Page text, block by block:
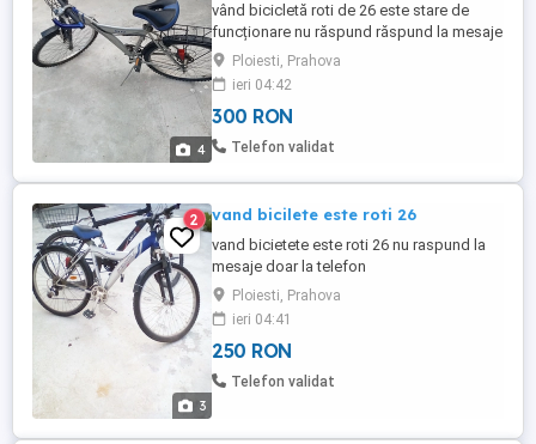
4
vând bicicletă roti de 26 este stare de
funcționare nu răspund răspund la mesaje
doar la telefon
Ploiesti, Prahova
ieri 04:42
300 RON
Telefon validat
3
2 vand bicilete este roti 26
vand bicietete este roti 26 nu raspund la
mesaje doar la telefon
Ploiesti, Prahova
ieri 04:41
250 RON
Telefon validat